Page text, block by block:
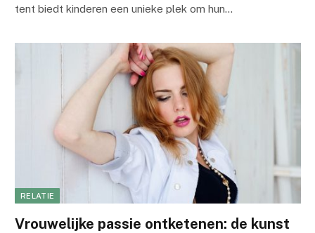
tent biedt kinderen een unieke plek om hun…
RELATIE
Vrouwelijke passie ontketenen: de kunst